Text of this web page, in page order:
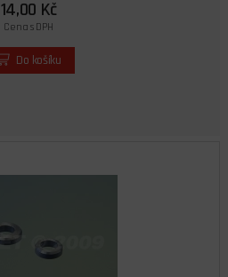
14,00 Kč
Cena s DPH
Do košíku